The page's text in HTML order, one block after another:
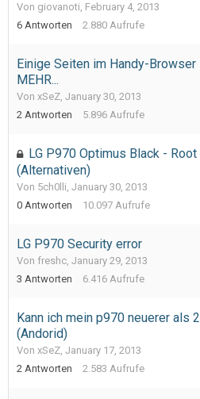
Von giovanoti, February 4, 2013
6 Antworten 2.880 Aufrufe
Einige Seiten im Handy-Browser
MEHR...
Von xSeZ, January 30, 2013
2 Antworten 5.896 Aufrufe
LG P970 Optimus Black -
(Alternativen)
Von 5ch0lli, January 30, 2013
0 Antworten 10.097 Aufrufe
LG P970 Security error
Von freshc, January 29, 2013
3 Antworten 6.416 Aufrufe
Kann ich mein p970 neuerer als
(Andorid)
Von xSeZ, January 17, 2013
2 Antworten 2.583 Aufrufe